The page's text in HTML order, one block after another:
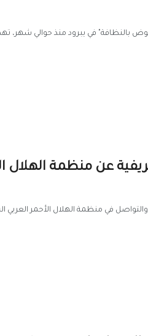
بالنظافة‬" في ‫يبرود‬ منذ حوالي شهر،
عن منظمة الهلال
في منظمة الهلال الأحمر العربي